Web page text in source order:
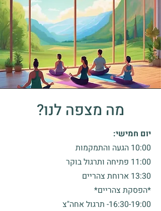
מה מצפה לנו?
יום חמישי:
10:00 הגעה והתמקמות
11:00 פתיחה ותרגול בוקר
13:30 ארוחת צהריים
*הפסקת צהריים*
16:30-19:00- תרגול אחה"צ